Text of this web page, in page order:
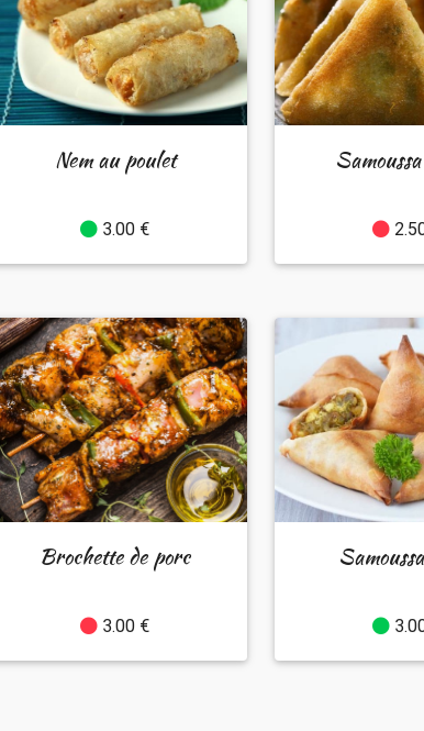
Nem au poulet
3.00 €
Brochette de porc
3.00 €